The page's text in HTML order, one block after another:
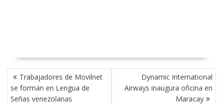
NAVEGACIÓN
DE
ENTRADAS
Trabajadores de Movilnet
se forman en Lengua de
Señas venezolanas
Dynamic International
Airways inaugura oficina en
Maracay